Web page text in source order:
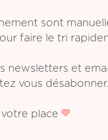
sont
faire le tri
newsletters et
vous désabonner.
place